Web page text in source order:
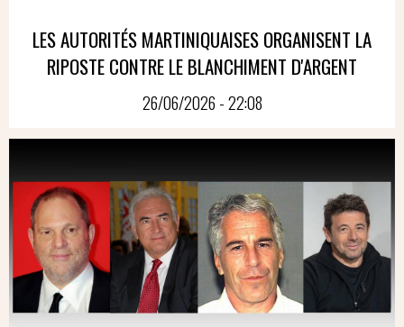
LES AUTORITÉS MARTINIQUAISES ORGANISENT LA
RIPOSTE CONTRE LE BLANCHIMENT D'ARGENT
26/06/2026 - 22:08